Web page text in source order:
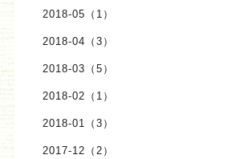
2018-05（1）
2018-04（3）
2018-03（5）
2018-02（1）
2018-01（3）
2017-12（2）